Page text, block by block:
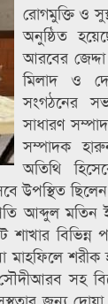
রোগমুক্তি ও
অনুষ্ঠিত
আরবের
মিলাদ ও
সংগঠনের
সাধারণ
সম্পাদক
অতিথি
উপস্থিত
আব্দুল
সহ